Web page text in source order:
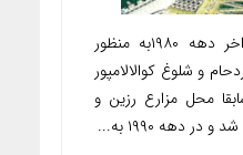
توریست مالزی – در اواخر دهه ۱۹۸۰به منظور
و شلوغ کوالالامپور
محل مزارع رزین و
دهه ۱۹۹۰ به...